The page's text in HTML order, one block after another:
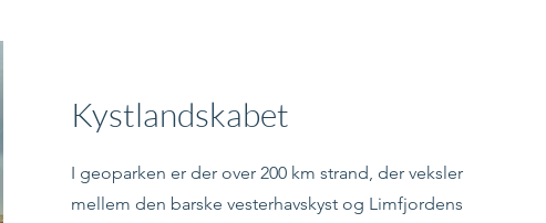
Kystlandskabet
I geoparken er der over 200 km strand, der veksler
mellem den barske vesterhavskyst og Limfjordens